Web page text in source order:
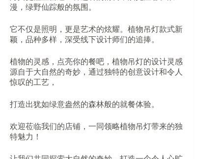
漫，绿野仙踪般的氛围。
它不仅是照明，更是艺术的炫耀。植物吊灯款式新
颖，品种多样，深受线下设计师们的追捧。
植物的灵感，点亮你的餐吧，植物吊灯的设计灵感
源自于大自然的奇妙，通过独特的创意设计和令人
惊叹的工艺，
打造出犹如绿意盎然的森林般的就餐体验。
欢迎莅临我们的店铺，一同领略植物吊灯带来的独
特魅力！